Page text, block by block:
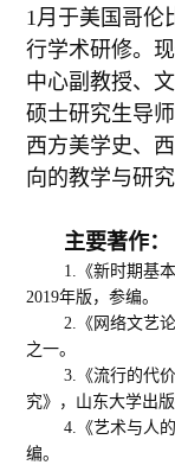
1月于美国哥伦
行学术研修。
中心副教授、
硕士研究生导师
西方美学史、
向的教学与研究
主要著作：
1. 《新时期基
2019年版，参编。
2.《网络文艺
之一。
3.《流行的代
究》，山东大学出
4.《艺术与人
编。